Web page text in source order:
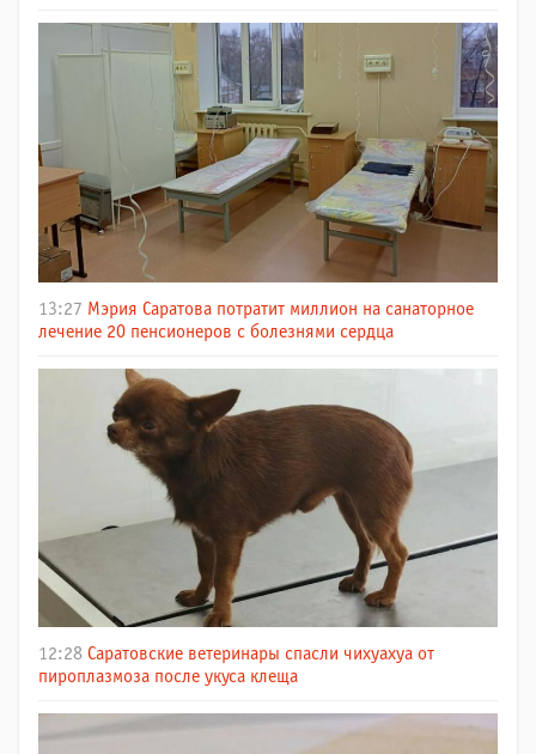
13:27 Мэрия Саратова потратит миллион на санаторное
лечение 20 пенсионеров с болезнями сердца
12:28 Саратовские ветеринары спасли чихуахуа от
пироплазмоза после укуса клеща